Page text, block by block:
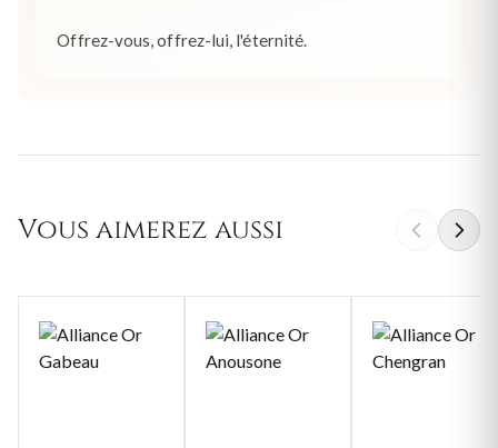
Offrez-vous, offrez-lui, l'éternité.
Vous aimerez aussi